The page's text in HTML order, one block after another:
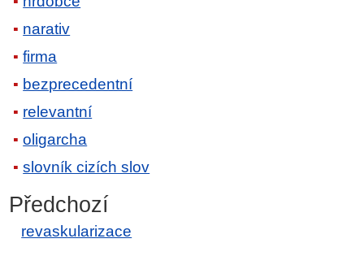
narativ
firma
bezprecedentní
relevantní
oligarcha
slovník cizích slov
Předchozí
revaskularizace